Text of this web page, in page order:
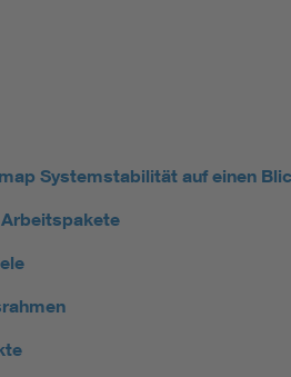
Systemstabilität auf einen
Arbeitspakete